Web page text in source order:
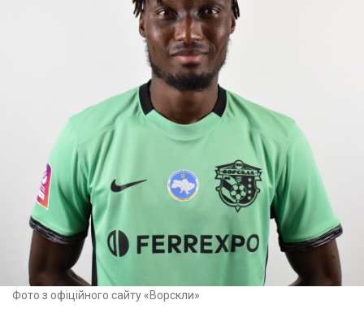
Фото з офіційного сайту «Ворскли»